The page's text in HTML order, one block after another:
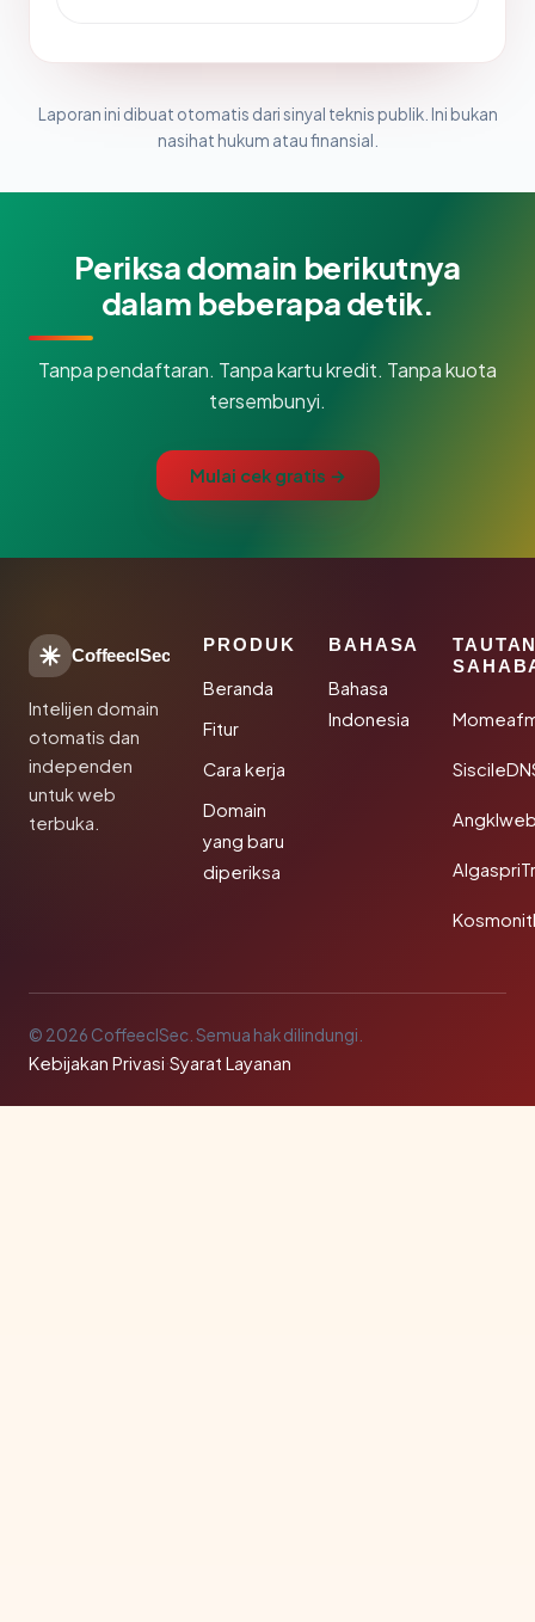
Laporan ini dibuat otomatis dari sinyal teknis publik. Ini bukan
nasihat hukum atau finansial.
Periksa domain berikutnya
dalam beberapa detik.
Tanpa pendaftaran. Tanpa kartu kredit. Tanpa kuota
tersembunyi.
Mulai cek gratis →
CoffeeclSec
Intelijen domain
otomatis dan
independen
untuk web
terbuka.
PRODUK
Beranda
Fitur
Cara kerja
Domain
yang baru
diperiksa
BAHASA
Bahasa
Indonesia
© 2026 CoffeeclSec. Semua hak dilindungi.
Kebijakan Privasi·Syarat Layanan